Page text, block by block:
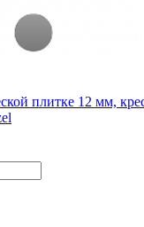
плитке 12 мм,